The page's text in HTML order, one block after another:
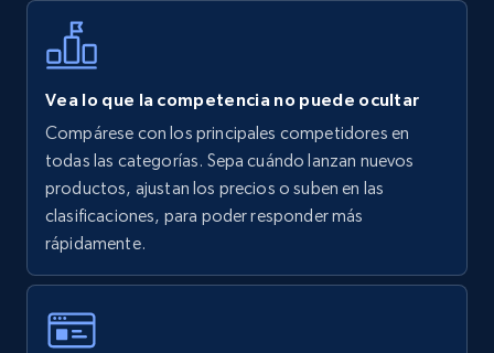
Vea lo que la competencia no puede ocultar
Compárese con los principales competidores en
todas las categorías. Sepa cuándo lanzan nuevos
productos, ajustan los precios o suben en las
clasificaciones, para poder responder más
rápidamente.